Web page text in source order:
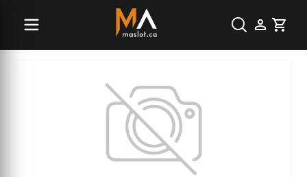
Cart
Menuiserie